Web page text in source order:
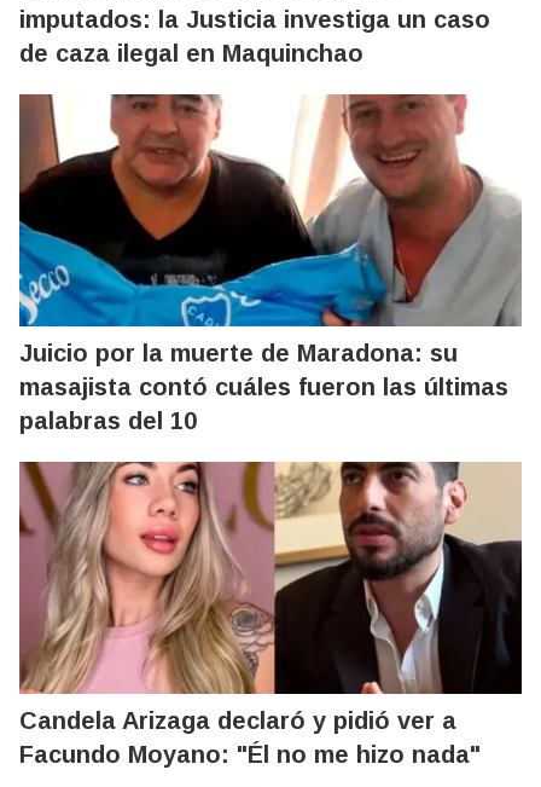
imputados: la Justicia investiga un caso
de caza ilegal en Maquinchao
Juicio por la muerte de Maradona: su
masajista contó cuáles fueron las últimas
palabras del 10
Candela Arizaga declaró y pidió ver a
Facundo Moyano: "Él no me hizo nada"